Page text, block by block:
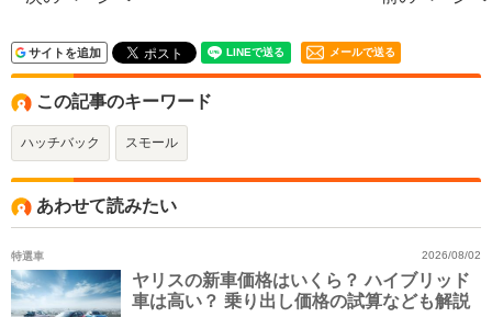
サイトを追加 メールで送る
この記事のキーワード
ハッチバック スモール
あわせて読みたい
特選車
ヤリスの新車価格はいくら？ ハイブリッド
車は高い？ 乗り出し価格の試算なども解説
2026/08/02